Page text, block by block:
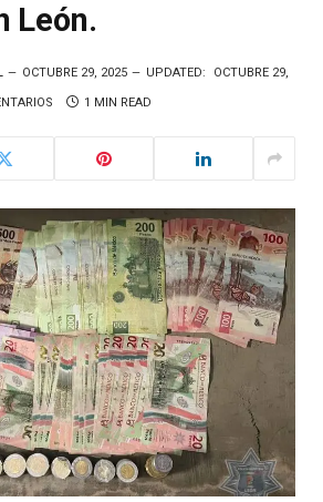
León.
OCTUBRE 29, 2025 UPDATED: OCTUBRE 29,
1 MIN READ